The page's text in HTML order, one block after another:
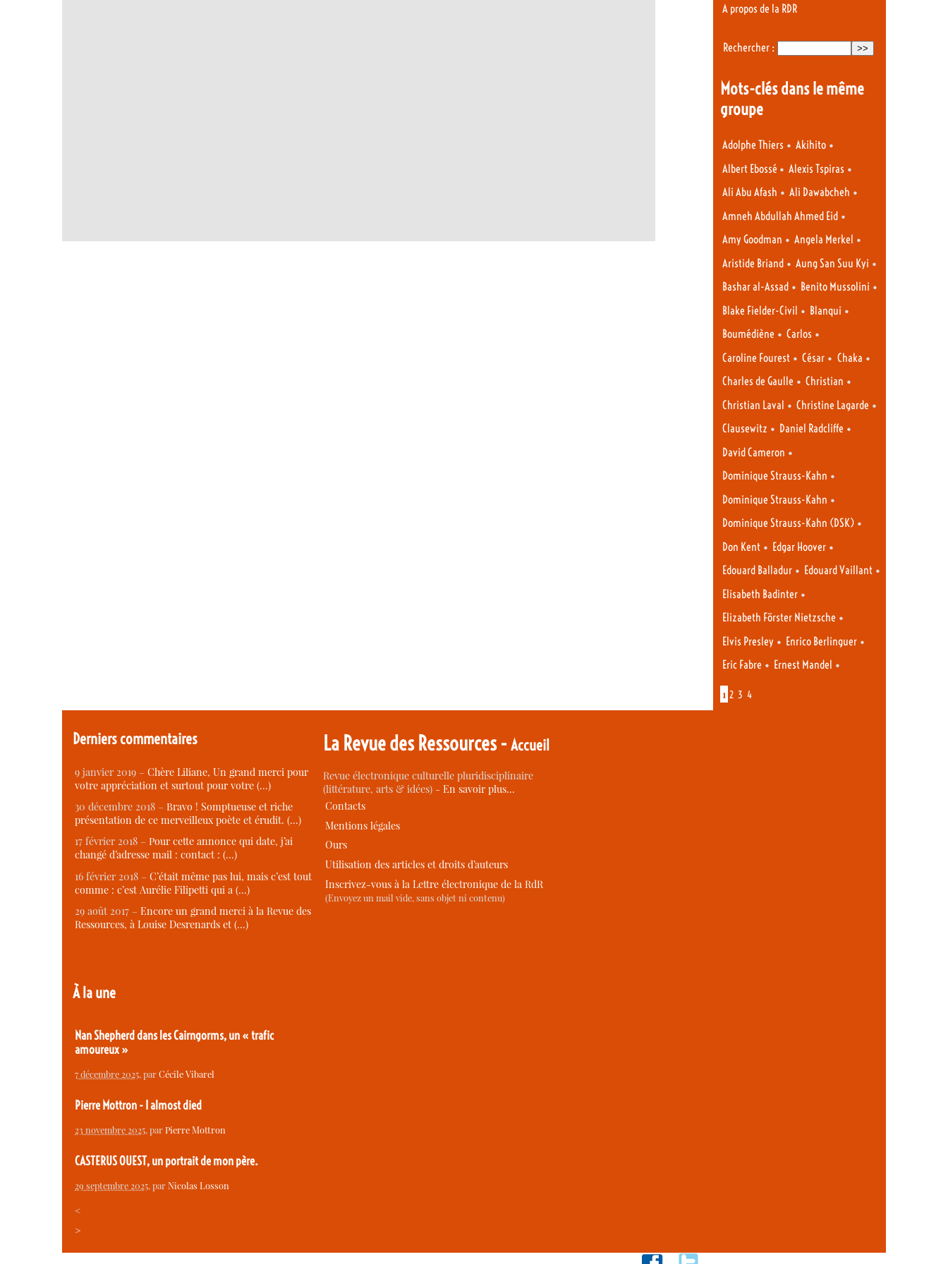
A propos de la RDR
Rechercher :
Mots-clés dans le même
groupe
Adolphe Thiers • Akihito •
Albert Ebossé • Alexis Tspiras •
Ali Abu Afash • Ali Dawabcheh •
Amneh Abdullah Ahmed Eid •
Amy Goodman • Angela Merkel •
Aristide Briand • Aung San Suu Kyi •
Bashar al-Assad • Benito Mussolini •
Blake Fielder-Civil • Blanqui •
Boumédiène • Carlos •
Caroline Fourest • César • Chaka •
Charles de Gaulle • Christian •
Christian Laval • Christine Lagarde •
Clausewitz • Daniel Radcliffe •
David Cameron •
Dominique Strauss-Kahn •
Dominique Strauss-Kahn •
Dominique Strauss-Kahn (DSK) •
Don Kent • Edgar Hoover •
Edouard Balladur • Edouard Vaillant •
Elisabeth Badinter •
Elizabeth Förster Nietzsche •
Elvis Presley • Enrico Berlinguer •
Eric Fabre • Ernest Mandel •
1 2 3 4
Derniers commentaires
9 janvier 2019 – Chère Liliane, Un grand merci pour
votre appréciation et surtout pour votre (…)
30 décembre 2018 – Bravo ! Somptueuse et riche
présentation de ce merveilleux poète et érudit. (…)
17 février 2018 – Pour cette annonce qui date, j’ai
changé d’adresse mail : contact : (…)
16 février 2018 – C’était même pas lui, mais c’est tout
comme : c’est Aurélie Filipetti qui a (…)
29 août 2017 – Encore un grand merci à la Revue des
Ressources, à Louise Desrenards et (…)
À la une
Nan Shepherd dans les Cairngorms, un « trafic
amoureux »
7 décembre 2025, parCécile Vibarel
Pierre Mottron - I almost died
23 novembre 2025, parPierre Mottron
CASTERUS OUEST, un portrait de mon père.
29 septembre 2025, parNicolas Losson
<
>
La Revue des Ressources -Accueil
Revue électronique culturelle pluridisciplinaire
(littérature, arts & idées) -En savoir plus…
Contacts
Mentions légales
Ours
Utilisation des articles et droits d’auteurs
Inscrivez-vous à la Lettre électronique de la RdR
(Envoyez un mail vide, sans objet ni contenu)